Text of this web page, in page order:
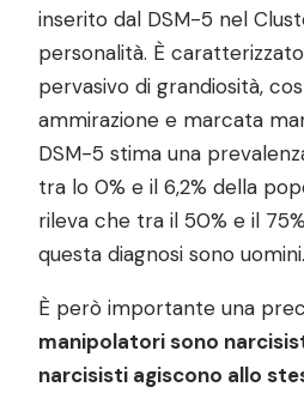
inserito dal DSM-5 nel
personalità. È
pervasivo di grandiosità,
ammirazione e marcata
DSM-5 stima una
tra lo 0% e il 6,2% della
rileva che tra il 50% e il
questa diagnosi sono uomini.
È però importante una
manipolatori sono
narcisisti agiscono allo